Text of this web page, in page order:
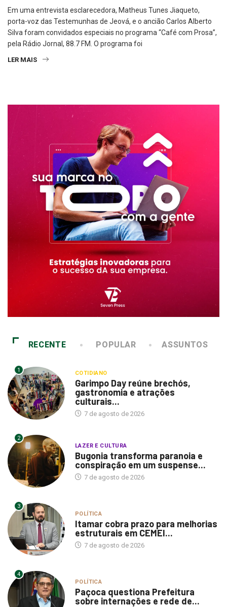
Em uma entrevista esclarecedora, Matheus Tunes Jiaqueto,
porta-voz das Testemunhas de Jeová, e o ancião Carlos Alberto
Silva foram convidados especiais no programa “Café com Prosa”,
pela Rádio Jornal, 88.7 FM. O programa foi
LER MAIS
RECENTE POPULAR ASSUNTOS
1 COTIDIANO
Garimpo Day reúne brechós,
gastronomia e atrações
culturais...
7 de agosto de 2026
2
LAZER E CULTURA
Bugonia transforma paranoia e
conspiração em um suspense...
7 de agosto de 2026
3
POLÍTICA
Itamar cobra prazo para melhorias
estruturais em CEMEI...
7 de agosto de 2026
4
POLÍTICA
Paçoca questiona Prefeitura
sobre internações e rede de...